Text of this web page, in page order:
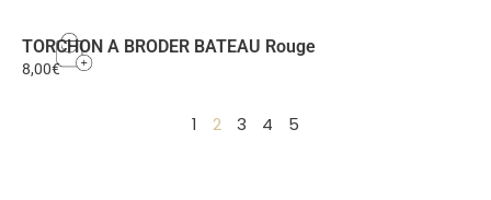
TORCHON A BRODER BATEAU Rouge
8,00€
1 2 3 4 5